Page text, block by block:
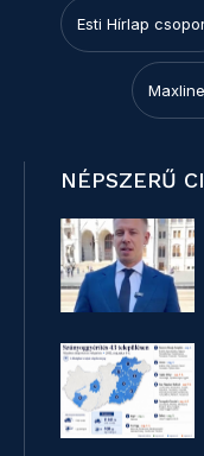
Esti Hírlap
NÉPSZERŰ